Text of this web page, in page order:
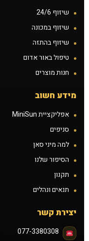
שיזוף 24/6
שיזוף במכונה
שיזוף בהתזה
טיפול באור אדום
חנות מוצרים
מידע חשוב
אפליקציית MiniSun
סניפים
למה מיני סאן
הסיפור שלנו
תקנון
תנאים ונהלים
יצירת קשר
077-3380308